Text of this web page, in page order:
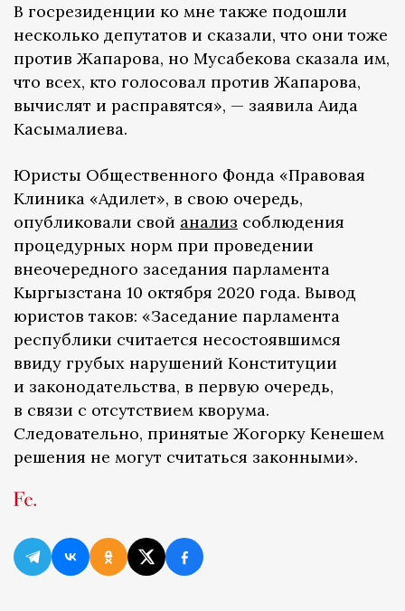
В госрезиденции ко мне также подошли
несколько депутатов и сказали, что они тоже
против Жапарова, но Мусабекова сказала им,
что всех, кто голосовал против Жапарова,
вычислят и расправятся», — заявила Аида
Касымалиева.
Юристы Общественного Фонда «Правовая
Клиника «Адилет», в свою очередь,
опубликовали свой анализ соблюдения
процедурных норм при проведении
внеочередного заседания парламента
Кыргызстана 10 октября 2020 года. Вывод
юристов таков: «Заседание парламента
республики считается несостоявшимся
ввиду грубых нарушений Конституции
и законодательства, в первую очередь,
в связи с отсутствием кворума.
Следовательно, принятые Жогорку Кенешем
решения не могут считаться законными».